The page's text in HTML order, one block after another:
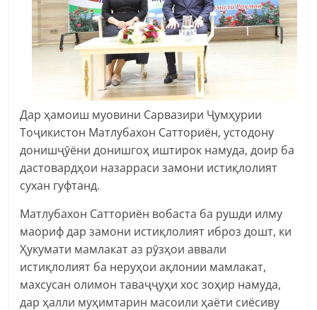
Дар ҳамоиш муовини Сарвазири Ҷумҳурии
Тоҷикистон Матлубахон Сатториён, устодону
донишҷӯёни донишгоҳ иштирок намуда, доир ба
дастовардҳои назарраси замони истиқлолият
сухан гуфтанд.
Матлубахон Сатториён вобаста ба рушди илму
маориф дар замони истиқлолият иброз дошт, ки
Ҳукумати мамлакат аз рӯзҳои аввали
истиқлолият ба неруҳои ақлонии мамлакат,
махсусан олимон таваҷҷуҳи хос зоҳир намуда,
дар ҳалли муҳимтарин масоили ҳаёти сиёсиву